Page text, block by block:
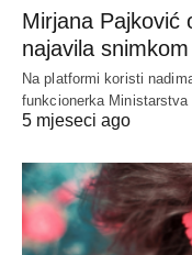
Mirjana Pajković
najavila
Na platformi koristi
funkcionerka
5 mjeseci ago